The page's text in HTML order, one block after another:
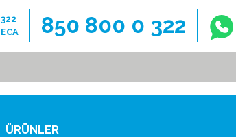
322
ECA
850 800 0 322
ÜRÜNLER